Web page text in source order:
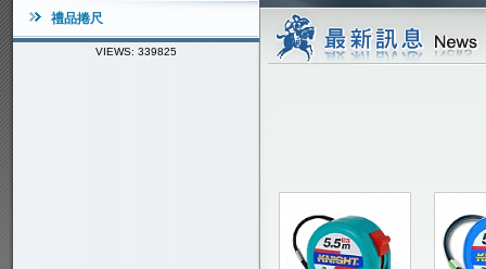
禮品捲尺
VIEWS: 339825